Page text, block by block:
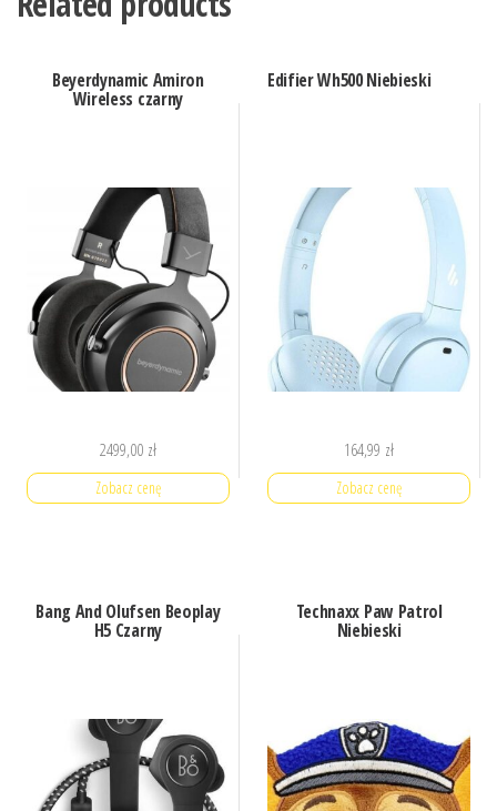
Beyerdynamic Amiron
Wireless czarny
2499,00 zł
Zobacz cenę
Edifier Wh500 Niebieski
164,99 zł
Zobacz cenę
Bang And Olufsen Beoplay
H5 Czarny
Technaxx Paw Patrol
Niebieski